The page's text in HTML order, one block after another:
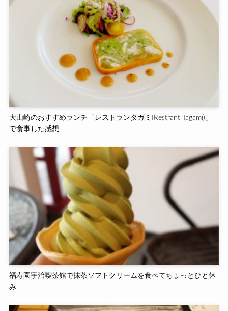
大山崎のおすすめランチ「レストランタガミ(Restrant Tagami)」
で食事した感想
福寿園宇治喫茶館で抹茶ソフトクリームを食べてちょっとひと休
み